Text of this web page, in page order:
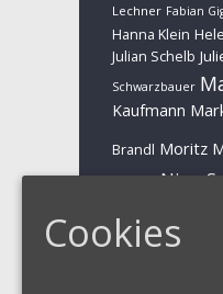
Lechner Fabian
Hanna Klein
Julian Schelb
Schwarzbauer
Kaufmann
Brandl Moritz
Rieder Nino
Cookies